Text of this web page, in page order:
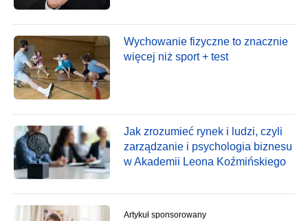
Wychowanie fizyczne to znacznie
więcej niż sport + test
Jak zrozumieć rynek i ludzi, czyli
zarządzanie i psychologia biznesu
w Akademii Leona Koźmińskiego
Artykuł sponsorowany